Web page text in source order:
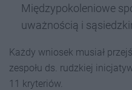
Międzypokoleniowe
uważnością i
Każdy wniosek musiał
zespołu ds. rudzkiej
11 kryteriów.